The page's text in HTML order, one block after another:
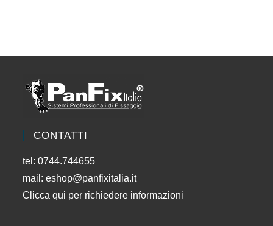
CONTATTI
tel: 0744.744655
mail:eshop@panfixitalia.it
Clicca qui per richiedere informazioni